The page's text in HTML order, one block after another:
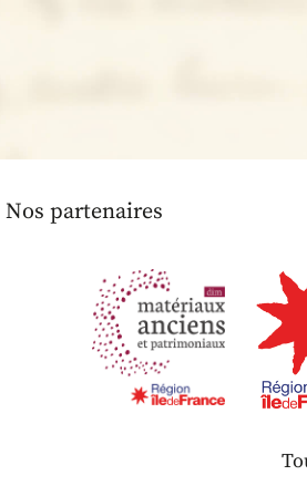
Nos partenaires